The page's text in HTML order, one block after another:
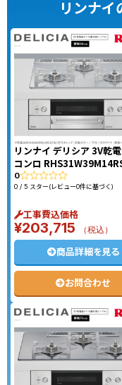
リンナイ
リンナイ デリシア 3V乾
コンロ
0
0 / 5 スター(レビュー0件に基づく)
工事費込価格
¥203,715 （税込）
商品詳細を見る
お問合わせ